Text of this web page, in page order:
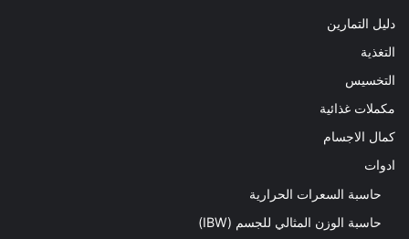
دليل التمارين
التغذية
التخسيس
مكملات غذائية
كمال الاجسام
ادوات
حاسبة السعرات الحرارية
حاسبة الوزن المثالي للجسم (IBW)